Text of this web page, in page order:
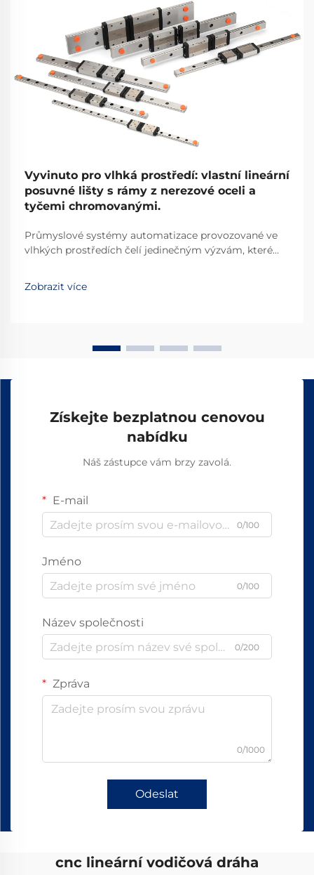
Vyvinuto pro vlhká prostředí: vlastní lineární
posuvné lišty s rámy z nerezové oceli a
tyčemi chromovanými.
Průmyslové systémy automatizace provozované ve
vlhkých prostředích čelí jedinečným výzvám, které
vlhkosti, korozi a kontaminaci. Lineární posuvný prvek
navržený pro takové podmínky musí obsahovat
Zobrazit více
Získejte bezplatnou cenovou
nabídku
Náš zástupce vám brzy zavolá.
E-mail
0/100
Jméno
0/100
Název společnosti
0/200
Zpráva
0/1000
Odeslat
cnc lineární vodičová dráha